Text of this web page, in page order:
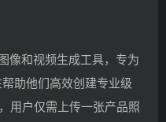
像和视频生成工具，专为
助他们高效创建专业级
用户仅需上传一张产品照